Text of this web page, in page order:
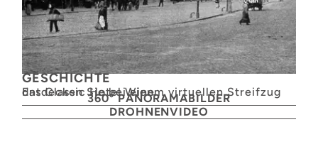
GESCHICHTE
Entdecken Sie bei einem virtuellen Streifzug das Classic Hotel Wien360° PANORAMABILDER
DROHNENVIDEO